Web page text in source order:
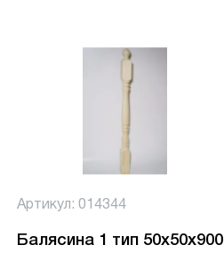
Артикул: 014344
Балясина 1 тип 50х50х900